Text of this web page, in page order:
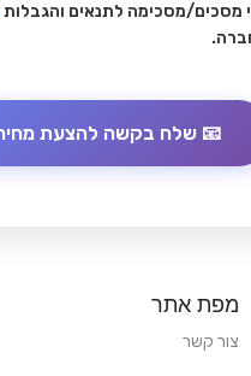
מסכים/מסכימה לתנאים והגבלות
מפת אתר
צור קשר